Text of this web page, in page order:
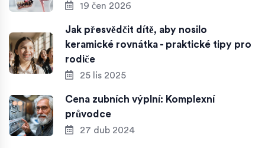
19 čen 2026
Jak přesvědčit dítě, aby nosilo
keramické rovnátka - praktické tipy pro
rodiče
25 lis 2025
Cena zubních výplní: Komplexní
průvodce
27 dub 2024